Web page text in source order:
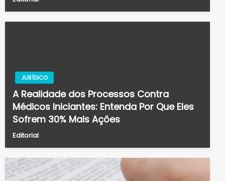
JURÍDICO
A Realidade dos Processos Contra
Médicos Iniciantes: Entenda Por Que Eles
Sofrem 30% Mais Ações
Editorial